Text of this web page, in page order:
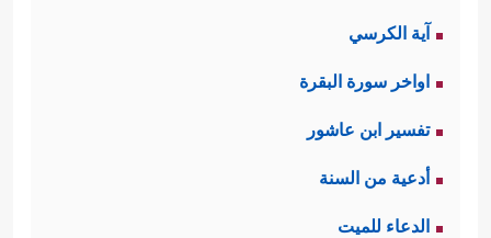
آية الكرسي
اواخر سورة البقرة
تفسير ابن عاشور
أدعية من السنة
الدعاء للميت